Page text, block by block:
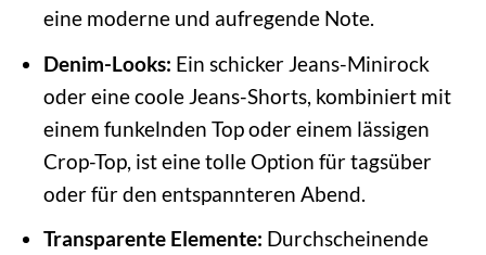
eine moderne und aufregende Note.
Denim-Looks: Ein schicker Jeans-Minirock
oder eine coole Jeans-Shorts, kombiniert mit
einem funkelnden Top oder einem lässigen
Crop-Top, ist eine tolle Option für tagsüber
oder für den entspannteren Abend.
Transparente Elemente: Durchscheinende